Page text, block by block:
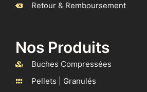
Nos Produits
Buches Compressées
Pellets | Granulés
Retour & Remboursement